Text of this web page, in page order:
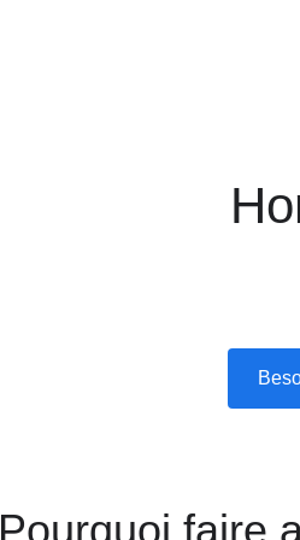
Pourquoi faire